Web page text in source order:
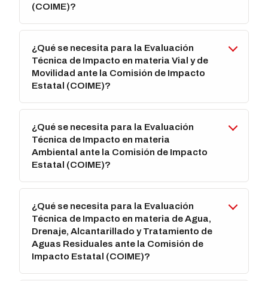
(COIME)?
¿Qué se necesita para la Evaluación
Técnica de Impacto en materia Vial y de
Movilidad ante la Comisión de Impacto
Estatal (COIME)?
¿Qué se necesita para la Evaluación
Técnica de Impacto en materia
Ambiental ante la Comisión de Impacto
Estatal (COIME)?
¿Qué se necesita para la Evaluación
Técnica de Impacto en materia de Agua,
Drenaje, Alcantarillado y Tratamiento de
Aguas Residuales ante la Comisión de
Impacto Estatal (COIME)?